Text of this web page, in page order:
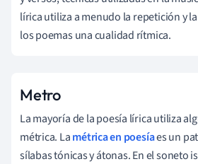
lírica utiliza a menudo la repetición y
los poemas una cualidad rítmica.
Metro
La mayoría de la poesía lírica utiliza
métrica. Lamétrica en poesíaes un
sílabas tónicas y átonas. En el soneto